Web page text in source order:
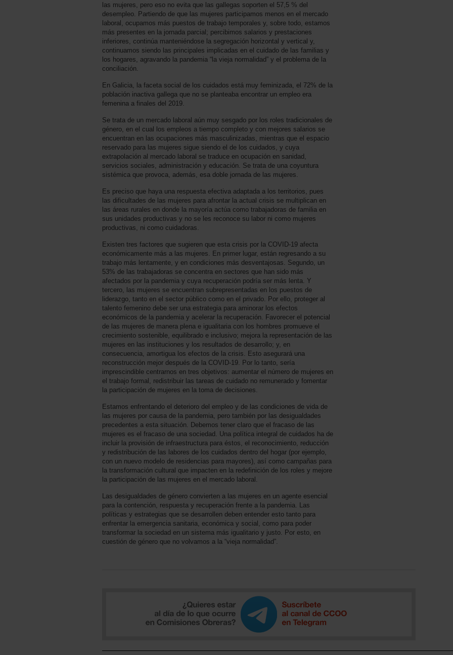
las mujeres, pero eso no evita que las gallegas soporten el 57,5 % del
desempleo. Partiendo de que las mujeres participamos menos en el mercado
laboral, ocupamos más puestos de trabajo temporales y, sobre todo, estamos
más presentes en la jornada parcial; percibimos salarios y prestaciones
inferiores, continúa manteniéndose la segregación horizontal y vertical y,
continuamos siendo las principales implicadas en el cuidado de las familias y
los hogares, agravando la pandemia “la vieja normalidad” y el problema de la
conciliación.
En Galicia, la faceta social de los cuidados está muy feminizada, el 72% de la
población inactiva gallega que no se planteaba encontrar un empleo era
femenina a finales del 2019.
Se trata de un mercado laboral aún muy sesgado por los roles tradicionales de
género, en el cual los empleos a tiempo completo y con mejores salarios se
encuentran en las ocupaciones más masculinizadas, mientras que el espacio
reservado para las mujeres sigue siendo el de los cuidados, y cuya
extrapolación al mercado laboral se traduce en ocupación en sanidad,
servicios sociales, administración y educación. Se trata de una coyuntura
sistémica que provoca, además, esa doble jornada de las mujeres.
Es preciso que haya una respuesta efectiva adaptada a los territorios, pues
las dificultades de las mujeres para afrontar la actual crisis se multiplican en
las áreas rurales en donde la mayoría actúa como trabajadoras de familia en
sus unidades productivas y no se les reconoce su labor ni como mujeres
productivas, ni como cuidadoras.
Existen tres factores que sugieren que esta crisis por la COVID-19 afecta
económicamente más a las mujeres. En primer lugar, están regresando a su
trabajo más lentamente, y en condiciones más desventajosas. Segundo, un
53% de las trabajadoras se concentra en sectores que han sido más
afectados por la pandemia y cuya recuperación podría ser más lenta. Y
tercero, las mujeres se encuentran subrepresentadas en los puestos de
liderazgo, tanto en el sector público como en el privado. Por ello, proteger al
talento femenino debe ser una estrategia para aminorar los efectos
económicos de la pandemia y acelerar la recuperación. Favorecer el potencial
de las mujeres de manera plena e igualitaria con los hombres promueve el
crecimiento sostenible, equilibrado e inclusivo; mejora la representación de las
mujeres en las instituciones y los resultados de desarrollo; y, en
consecuencia, amortigua los efectos de la crisis. Esto asegurará una
reconstrucción mejor después de la COVID-19. Por lo tanto, sería
imprescindible centrarnos en tres objetivos: aumentar el número de mujeres en
el trabajo formal, redistribuir las tareas de cuidado no remunerado y fomentar
la participación de mujeres en la toma de decisiones.
Estamos enfrentando el deterioro del empleo y de las condiciones de vida de
las mujeres por causa de la pandemia, pero también por las desigualdades
precedentes a esta situación. Debemos tener claro que el fracaso de las
mujeres es el fracaso de una sociedad. Una política integral de cuidados ha de
incluir la provisión de infraestructura para éstos, el reconocimiento, reducción
y redistribución de las labores de los cuidados dentro del hogar (por ejemplo,
con un nuevo modelo de residencias para mayores), así como campañas para
la transformación cultural que impacten en la redefinición de los roles y mejore
la participación de las mujeres en el mercado laboral.
Las desigualdades de género convierten a las mujeres en un agente esencial
para la contención, respuesta y recuperación frente a la pandemia. Las
políticas y estrategias que se desarrollen deben entender esto tanto para
enfrentar la emergencia sanitaria, económica y social, como para poder
transformar la sociedad en un sistema más igualitario y justo. Por esto, en
cuestión de género que no volvamos a la “vieja normalidad”.